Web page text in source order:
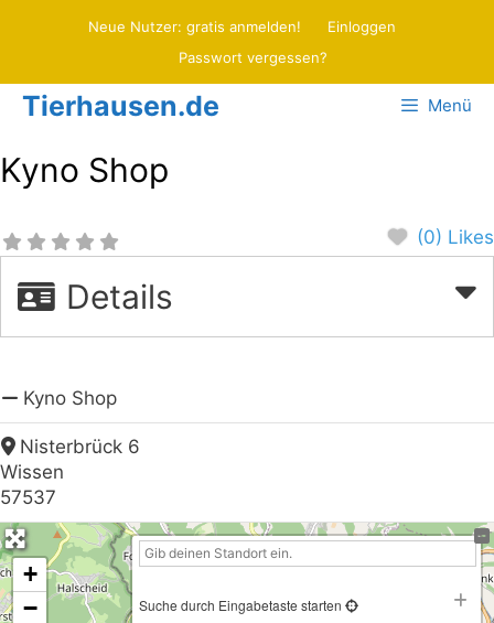
Neue Nutzer: gratis anmelden!
Einloggen
Passwort vergessen?
Tierhausen.de Menü
Kyno Shop
(0) Likes
Details
Kyno Shop
Nisterbrück 6
Wissen
57537
+
−
Suche durch Eingabetaste starten